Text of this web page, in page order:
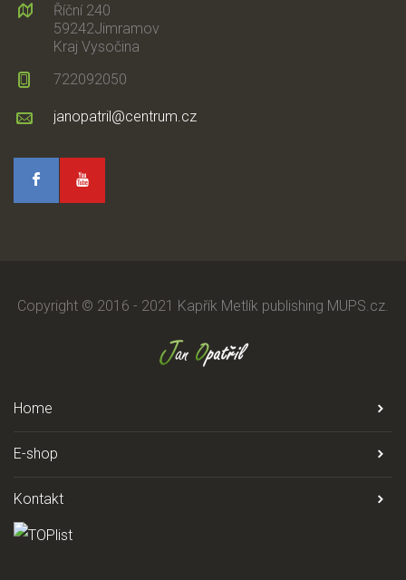
Říční 240
59242Jimramov
Kraj Vysočina
722092050
janopatril@centrum.cz
Copyright © 2016 - 2021 Kapřík Metlík publishing MUPS.cz
Home
E-shop
Kontakt